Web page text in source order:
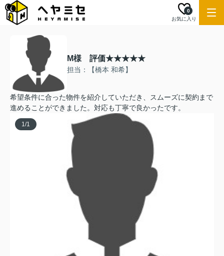
お気に入り
0
M様 評価★★★★★
担当：【橋本 和希】
希望条件に合った物件を紹介していただき、スムーズに契約まで
進めることができました。対応も丁寧で良かったです。
1/1